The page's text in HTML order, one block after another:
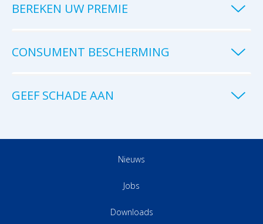
BEREKEN UW PREMIE
CONSUMENT BESCHERMING
GEEF SCHADE AAN
Nieuws
Jobs
Downloads